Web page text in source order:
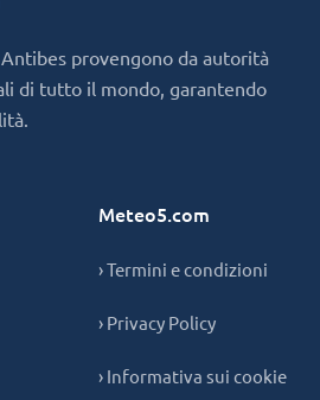
provengono da autorità
di tutto il mondo, garantendo
Meteo5.com
› Termini e condizioni
› Privacy Policy
› Informativa sui cookie